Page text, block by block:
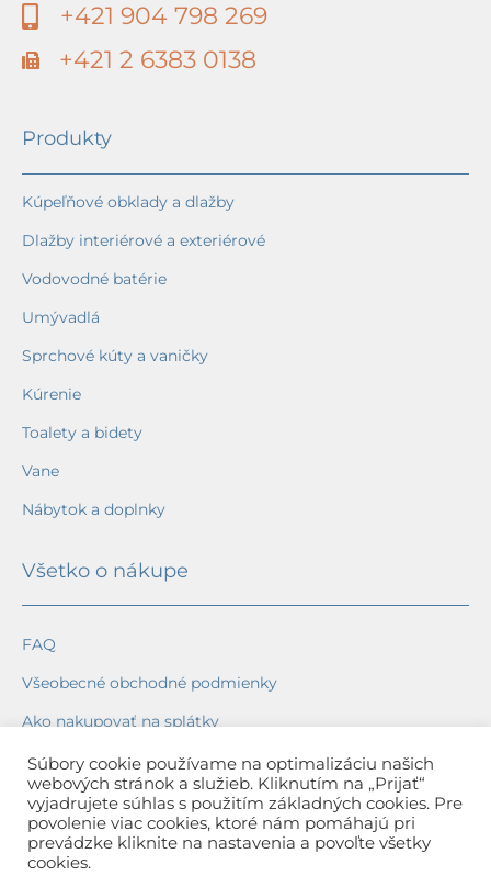
+421 904 798 269
+421 2 6383 0138
Produkty
Kúpeľňové obklady a dlažby
Dlažby interiérové a exteriérové
Vodovodné batérie
Umývadlá
Sprchové kúty a vaničky
Kúrenie
Toalety a bidety
Vane
Nábytok a doplnky
Všetko o nákupe
FAQ
Všeobecné obchodné podmienky
Ako nakupovať na splátky
Ochrana osobných údajov
Reklamačný poriadok
Spôsob a cena dopravy
Súbory cookie používame na optimalizáciu našich
webových stránok a služieb. Kliknutím na „Prijať“
vyjadrujete súhlas s použitím základných cookies. Pre
povolenie viac cookies, ktoré nám pomáhajú pri
prevádzke kliknite na nastavenia a povoľte všetky
cookies.